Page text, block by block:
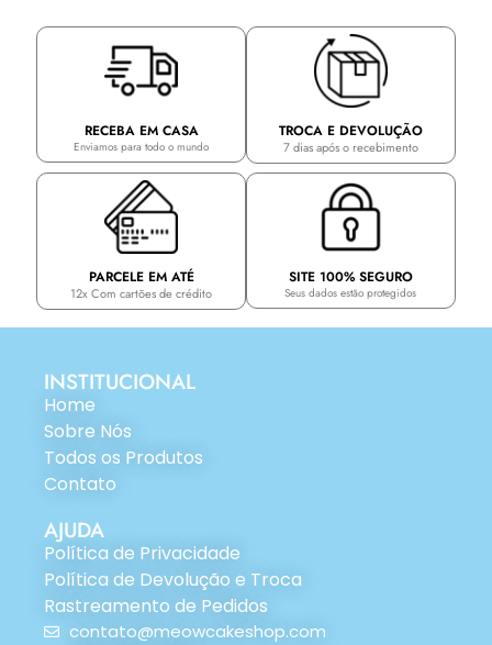
RECEBA EM CASA
Enviamos para todo o mundo
TROCA E DEVOLUÇÃO
7 dias após o recebimento
PARCELE EM ATÉ
12x Com cartões de crédito
SITE 100% SEGURO
Seus dados estão protegidos
INSTITUCIONAL
Home
Sobre Nós
Todos os Produtos
Contato
AJUDA
Política de Privacidade
Política de Devolução e Troca
Rastreamento de Pedidos
contato@meowcakeshop.com